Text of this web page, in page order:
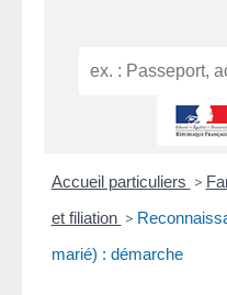
Accueil particuliers >
et filiation >
marié) : démarche